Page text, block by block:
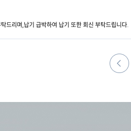
드리며,납기 급박하여 납기 또한 회신 부탁드립니다.